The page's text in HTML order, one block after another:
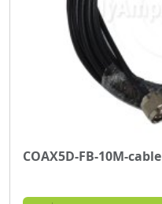
COAX5D-FB-10M-cable